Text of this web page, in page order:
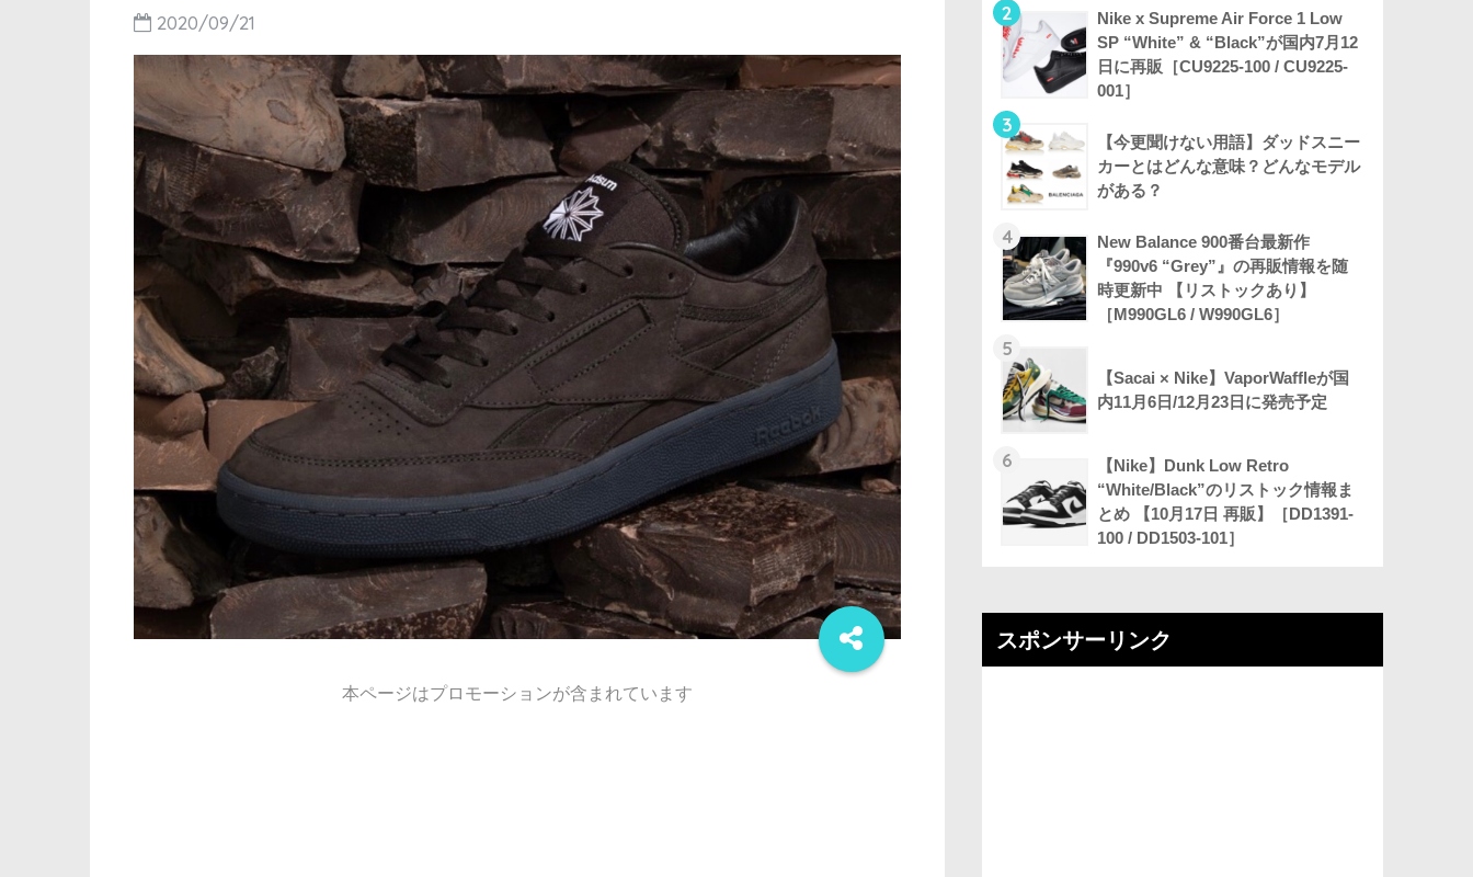
2020/09/21
本ページはプロモーションが含まれています
2
Nike x Supreme Air Force 1 Low
SP “White” & “Black”が国内7月12
日に再販［CU9225-100 / CU9225-
001］
3
【今更聞けない用語】ダッドスニー
カーとはどんな意味？どんなモデル
がある？
4
New Balance 900番台最新作
『990v6 “Grey”』の再販情報を随
時更新中 【リストックあり】
［M990GL6 / W990GL6］
5
【Sacai × Nike】VaporWaffleが国
内11月6日/12月23日に発売予定
6
【Nike】Dunk Low Retro
“White/Black”のリストック情報ま
とめ 【10月17日 再販】［DD1391-
100 / DD1503-101］
スポンサーリンク